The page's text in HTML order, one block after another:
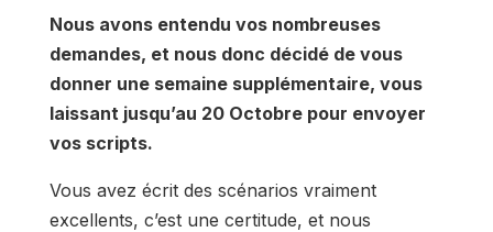
Nous avons entendu vos nombreuses
demandes, et nous donc décidé de vous
donner une semaine supplémentaire, vous
laissant jusqu’au 20 Octobre pour envoyer
vos scripts.
Vous avez écrit des scénarios vraiment
excellents, c’est une certitude, et nous